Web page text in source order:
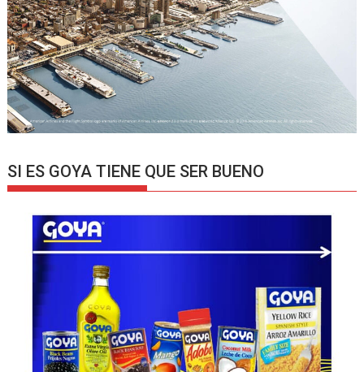
SI ES GOYA TIENE QUE SER BUENO